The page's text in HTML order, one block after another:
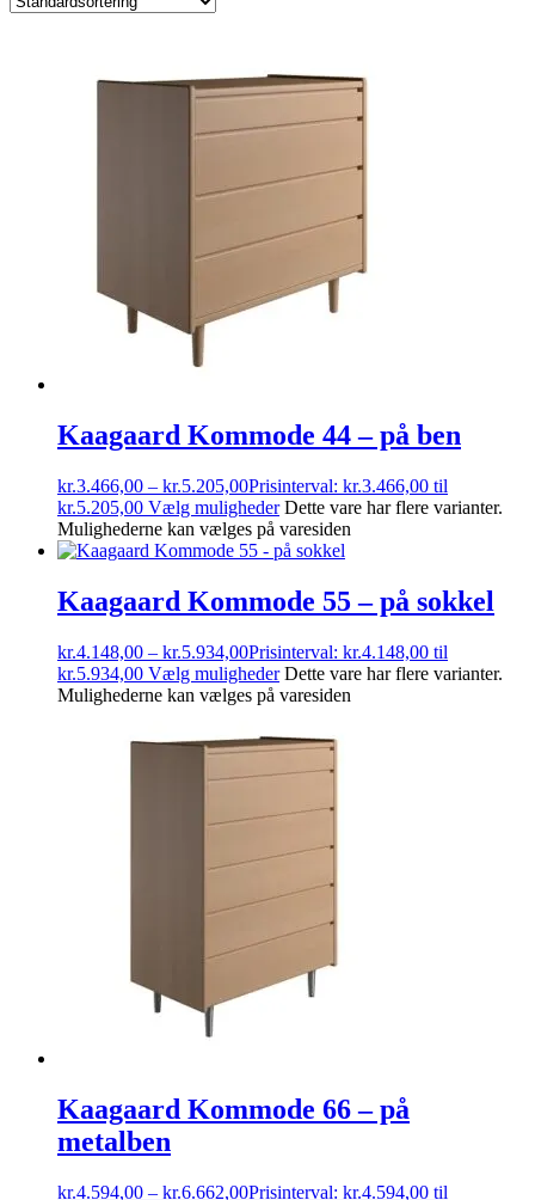
Kaagaard Kommode 44 – på ben
kr.3.466,00 – kr.5.205,00Prisinterval: kr.3.466,00 til
kr.5.205,00 Vælg muligheder Dette vare har flere varianter.
Mulighederne kan vælges på varesiden
Kaagaard Kommode 55 – på sokkel
kr.4.148,00 – kr.5.934,00Prisinterval: kr.4.148,00 til
kr.5.934,00 Vælg muligheder Dette vare har flere varianter.
Mulighederne kan vælges på varesiden
Kaagaard Kommode 66 – på
metalben
kr.4.594,00 – kr.6.662,00Prisinterval: kr.4.594,00 til